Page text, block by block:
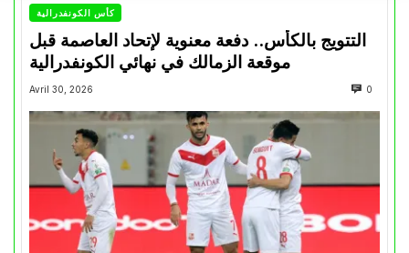
كأس الكونفدرالية
التتويج بالكأس.. دفعة معنوية لإتحاد العاصمة قبل
موقعة الزمالك في نهائي الكونفدرالية
Avril 30, 2026 0